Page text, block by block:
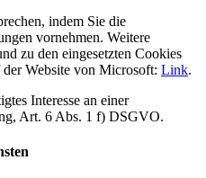
indem Sie die
vornehmen. Weitere
zu den eingesetzten Cookies
Website von Microsoft: Link.
Interesse an einer
Art. 6 Abs. 1 f) DSGVO.